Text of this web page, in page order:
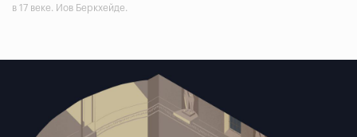
в 17 веке. Иов Беркхейде.